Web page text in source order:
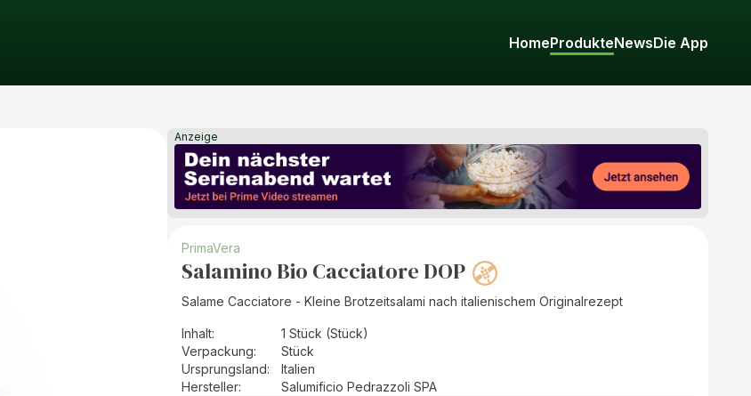
HomeProdukteNewsDie App
Anzeige
PrimaVera
Salamino Bio Cacciatore DOP
Salame Cacciatore - Kleine Brotzeitsalami nach italienischem Originalrezept
Inhalt:
1 Stück (Stück)
Verpackung:
Stück
Ursprungsland:
Italien
Hersteller: Salumificio Pedrazzoli SPA